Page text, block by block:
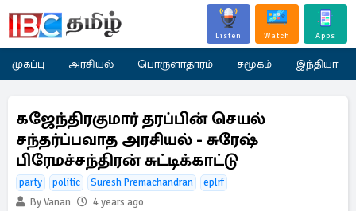
Listen Watch Apps
முகப்பு அரசியல் பொருளாதாரம் சமூகம் இந்தியா
கஜேந்திரகுமார் தரப்பின் செயல்
சந்தர்ப்பவாத அரசியல் - சுரேஷ்
பிரேமச்சந்திரன் சுட்டிக்காட்டு
party politic Suresh Premachandran
eplrf
By Vanan
4 years ago